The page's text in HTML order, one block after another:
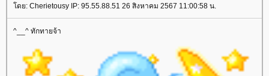
ดย: Cherietousy IP: 95.55.88.51 26 สิงหาคม 2567 11:00:58 น.
^__^ ทักทายจ้า